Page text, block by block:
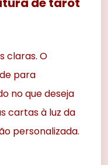
claras. O
para
no que deseja
cartas à luz da
personalizada.